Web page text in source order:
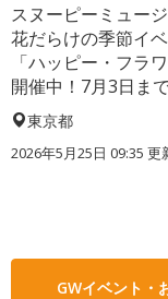
スヌーピーミュー
花だらけの季節イ
「ハッピー・フラ
開催中！7月3日ま
東京都
2026年5月25日 09:35 更
GWイベント・